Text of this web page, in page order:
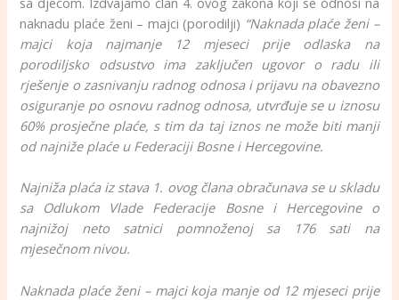
naknadu plaće ženi – majci (porodilji) “Naknada plaće ženi –
majci koja najmanje 12 mjeseci prije odlaska na
porodiljsko odsustvo ima zaključen ugovor o radu ili
rješenje o zasnivanju radnog odnosa i prijavu na obavezno
osiguranje po osnovu radnog odnosa, utvrđuje se u iznosu
60% prosječne plaće, s tim da taj iznos ne može biti manji
od najniže plaće u Federaciji Bosne i Hercegovine.
Najniža plaća iz stava 1. ovog člana obračunava se u skladu
sa Odlukom Vlade Federacije Bosne i Hercegovine o
najnižoj neto satnici pomnoženoj sa 176 sati na
mjesečnom nivou.
Naknada plaće ženi – majci koja manje od 12 mjeseci prije